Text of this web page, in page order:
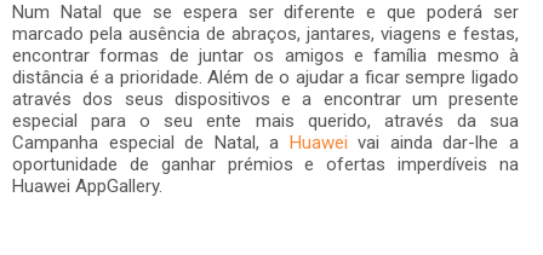
Num Natal que se espera ser diferente e que poderá ser
marcado pela ausência de abraços, jantares, viagens e festas,
encontrar formas de juntar os amigos e família mesmo à
distância é a prioridade. Além de o ajudar a ficar sempre ligado
através dos seus dispositivos e a encontrar um presente
especial para o seu ente mais querido, através da sua
Campanha especial de Natal, a Huawei vai ainda dar-lhe a
oportunidade de ganhar prémios e ofertas imperdíveis na
Huawei AppGallery.